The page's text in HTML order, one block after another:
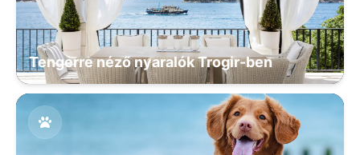
Tengerre néző nyaralók Trogir-ben